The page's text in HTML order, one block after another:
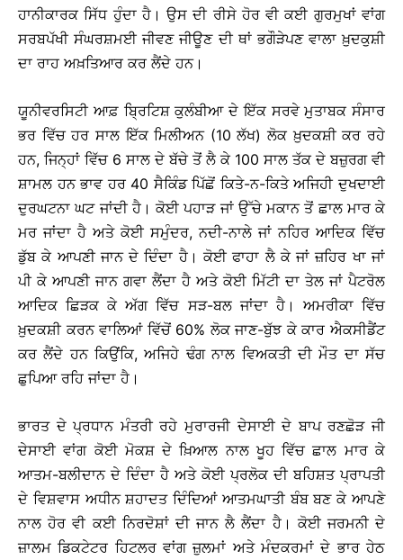
ਹਾਨੀਕਾਰਕ ਸਿੱਧ ਹੁੰਦਾ ਹੈ। ਉਸ ਦੀ ਰੀਸੇ ਹੋਰ ਵੀ ਕਈ ਗੁਰਮੁਖਾਂ ਵਾਂਗ
ਸਰਬਪੱਖੀ ਸੰਘਰਸ਼ਮਈ ਜੀਵਣ ਜੀਊਣ ਦੀ ਥਾਂ ਭਗੌੜੇਪਣ ਵਾਲਾ ਖ਼ੁਦਕੁਸ਼ੀ
ਦਾ ਰਾਹ ਅਖ਼ਤਿਆਰ ਕਰ ਲੈਂਦੇ ਹਨ।
ਯੂਨੀਵਰਸਿਟੀ ਆਫ਼ ਬਿ੍ਰਟਿਸ਼ ਕੁਲੰਬੀਆ ਦੇ ਇੱਕ ਸਰਵੇ ਮੁਤਾਬਕ ਸੰਸਾਰ
ਭਰ ਵਿੱਚ ਹਰ ਸਾਲ ਇੱਕ ਮਿਲੀਅਨ (10 ਲੱਖ) ਲੋਕ ਖ਼ੁਦਕਸ਼ੀ ਕਰ ਰਹੇ
ਹਨ, ਜਿਨ੍ਹਾਂ ਵਿੱਚ 6 ਸਾਲ ਦੇ ਬੱਚੇ ਤੋਂ ਲੈ ਕੇ 100 ਸਾਲ ਤੱਕ ਦੇ ਬਜ਼ੁਰਗ ਵੀ
ਸ਼ਾਮਲ ਹਨ ਭਾਵ ਹਰ 40 ਸੈਕਿੰਡ ਪਿੱਛੋਂ ਕਿਤੇ-ਨ-ਕਿਤੇ ਅਜਿਹੀ ਦੁਖਦਾਈ
ਦੁਰਘਟਨਾ ਘਟ ਜਾਂਦੀ ਹੈ। ਕੋਈ ਪਹਾੜ ਜਾਂ ਉੱਚੇ ਮਕਾਨ ਤੋਂ ਛਾਲ ਮਾਰ ਕੇ
ਮਰ ਜਾਂਦਾ ਹੈ ਅਤੇ ਕੋਈ ਸਮੁੰਦਰ, ਨਦੀ-ਨਾਲੇ ਜਾਂ ਨਹਿਰ ਆਦਿਕ ਵਿੱਚ
ਡੁੱਬ ਕੇ ਆਪਣੀ ਜਾਨ ਦੇ ਦਿੰਦਾ ਹੈ। ਕੋਈ ਫਾਹਾ ਲੈ ਕੇ ਜਾਂ ਜ਼ਹਿਰ ਖਾ ਜਾਂ
ਪੀ ਕੇ ਆਪਣੀ ਜਾਨ ਗਵਾ ਲੈਂਦਾ ਹੈ ਅਤੇ ਕੋਈ ਮਿੱਟੀ ਦਾ ਤੇਲ ਜਾਂ ਪੈਟਰੋਲ
ਆਦਿਕ ਛਿੜਕ ਕੇ ਅੱਗ ਵਿੱਚ ਸੜ-ਬਲ ਜਾਂਦਾ ਹੈ। ਅਮਰੀਕਾ ਵਿੱਚ
ਖ਼ੁਦਕਸ਼ੀ ਕਰਨ ਵਾਲਿਆਂ ਵਿੱਚੋਂ 60% ਲੋਕ ਜਾਣ-ਬੁੱਝ ਕੇ ਕਾਰ ਐਕਸੀਡੈਂਟ
ਕਰ ਲੈਂਦੇ ਹਨ ਕਿਉਂਕਿ, ਅਜਿਹੇ ਢੰਗ ਨਾਲ ਵਿਅਕਤੀ ਦੀ ਮੌਤ ਦਾ ਸੱਚ
ਛੁਪਿਆ ਰਹਿ ਜਾਂਦਾ ਹੈ।
ਭਾਰਤ ਦੇ ਪ੍ਰਧਾਨ ਮੰਤਰੀ ਰਹੇ ਮੁਰਾਰਜੀ ਦੇਸਾਈ ਦੇ ਬਾਪ ਰਣਛੋੜ ਜੀ
ਦੇਸਾਈ ਵਾਂਗ ਕੋਈ ਮੋਕਸ਼ ਦੇ ਖ਼ਿਆਲ ਨਾਲ ਖੂਹ ਵਿੱਚ ਛਾਲ ਮਾਰ ਕੇ
ਆਤਮ-ਬਲੀਦਾਨ ਦੇ ਦਿੰਦਾ ਹੈ ਅਤੇ ਕੋਈ ਪ੍ਰਲੋਕ ਦੀ ਬਹਿਸ਼ਤ ਪ੍ਰਾਪਤੀ
ਦੇ ਵਿਸ਼ਵਾਸ ਅਧੀਨ ਸ਼ਹਾਦਤ ਦਿੰਦਿਆਂ ਆਤਮਘਾਤੀ ਬੰਬ ਬਣ ਕੇ ਆਪਣੇ
ਨਾਲ ਹੋਰ ਵੀ ਕਈ ਨਿਰਦੋਸ਼ਾਂ ਦੀ ਜਾਨ ਲੈ ਲੈਂਦਾ ਹੈ। ਕੋਈ ਜਰਮਨੀ ਦੇ
ਜ਼ਾਲਮ ਡਿਕਟੇਟਰ ਹਿਟਲਰ ਵਾਂਗ ਜ਼ੁਲਮਾਂ ਅਤੇ ਮੰਦਕਰਮਾਂ ਦੇ ਭਾਰ ਹੇਠ